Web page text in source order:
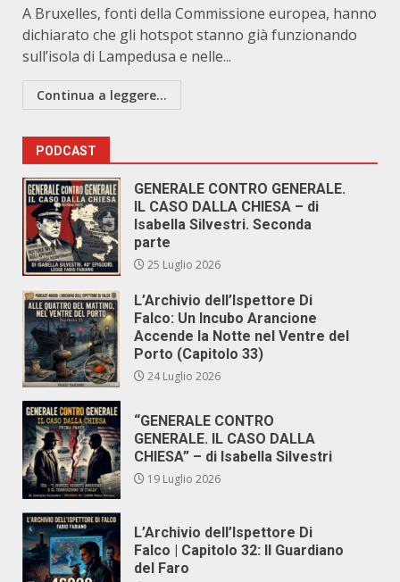
A Bruxelles, fonti della Commissione europea, hanno
dichiarato che gli hotspot stanno già funzionando
sull’isola di Lampedusa e nelle...
Continua a leggere...
PODCAST
GENERALE CONTRO GENERALE.
IL CASO DALLA CHIESA – di
Isabella Silvestri. Seconda
parte
25 Luglio 2026
L’Archivio dell’Ispettore Di
Falco: Un Incubo Arancione
Accende la Notte nel Ventre del
Porto (Capitolo 33)
24 Luglio 2026
“GENERALE CONTRO
GENERALE. IL CASO DALLA
CHIESA” – di Isabella Silvestri
19 Luglio 2026
L’Archivio dell’Ispettore Di
Falco | Capitolo 32: Il Guardiano
del Faro